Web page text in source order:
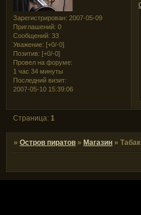
Зарегистрирован: 2007-05-09
Приглашений: 0
Сообщений: 33
Уважение: [+0/-0]
Позитив: [+0/-0]
Провел на форуме:
1 час 34 минуты
Последний визит:
2007-05-10 15:39:06
Страница: 1
»Остров пиратов » Магазин »Табак